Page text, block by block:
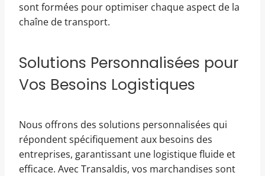
sont formées pour optimiser chaque aspect de la
chaîne de transport.
Solutions Personnalisées pour
Vos Besoins Logistiques
Nous offrons des solutions personnalisées qui
répondent spécifiquement aux besoins des
entreprises, garantissant une logistique fluide et
efficace. Avec Transaldis, vos marchandises sont